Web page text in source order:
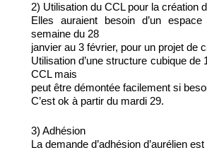
2) Utilisation du CCL pour la création
Elles auraient besoin d’un
semaine du 28
janvier au 3 février, pour un projet de
Utilisation d’une structure cubique
CCL mais
peut être démontée facilement si
C’est ok à partir du mardi 29.
3) Adhésion
La demande d’adhésion d’aurélien